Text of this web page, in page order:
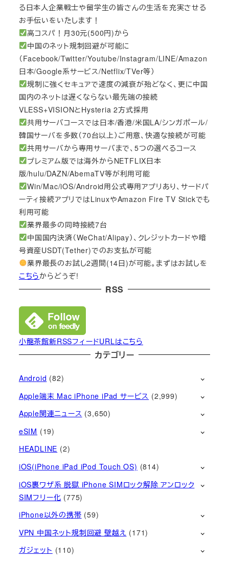
る日本人企業戦士や留学生の皆さんの生活を充実させる
お手伝いをいたします！
高コスパ！月30元(500円)から
中国のネット規制回避が可能に
（Facebook/Twitter/Youtube/Instagram/LINE/Amazon
日本/Google系サービス/Netflix/TVer等）
規制に強くセキュアで速度の減衰が殆どなく、更に中国
国内のネットは遅くならない最先端の接続
VLESS+VISIONとHysteria 2方式採用
共用サーバコースでは日本/香港/米国LA/シンガポール/
韓国サーバを多数（70台以上）ご用意、快適な接続が可能
共用サーバから専用サーバまで、5つの選べるコース
プレミアム版では海外からNETFLIX日本
版/hulu/DAZN/AbemaTV等が利用可能
Win/Mac/iOS/Android用公式専用アプリあり、サードパ
ーティ接続アプリではLinuxやAmazon Fire TV Stickでも
利用可能
業界最多の同時接続7台
中国国内決済（WeChat/Alipay）、クレジットカードや暗
号資産USDT(Tether)でのお支払が可能
業界最長のお試し2週間(14日)が可能。まずはお試しを
こちらからどうぞ!
RSS
小龍茶館新RSSフィードURLはこちら
カテゴリー
Android (82)
Apple端末 Mac iPhone iPad サービス (2,999)
Apple関連ニュース (3,650)
eSIM (19)
HEADLINE (2)
iOS(iPhone iPad iPod Touch OS) (814)
iOS裏ワザ系 脱獄 iPhone SIMロック解除 アンロック
SIMフリー化 (775)
iPhone以外の携帯 (59)
VPN 中国ネット規制回避 壁越え (171)
ガジェット (110)